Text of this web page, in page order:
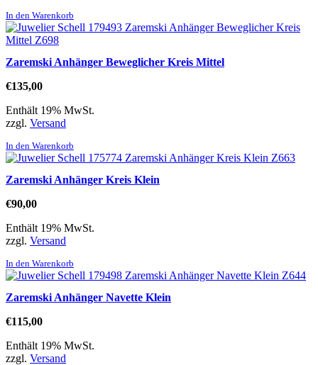
In den Warenkorb
Zaremski Anhänger Beweglicher Kreis Mittel
€135,00
Enthält 19% MwSt.
zzgl. Versand
In den Warenkorb
Zaremski Anhänger Kreis Klein
€90,00
Enthält 19% MwSt.
zzgl. Versand
In den Warenkorb
Zaremski Anhänger Navette Klein
€115,00
Enthält 19% MwSt.
zzgl. Versand